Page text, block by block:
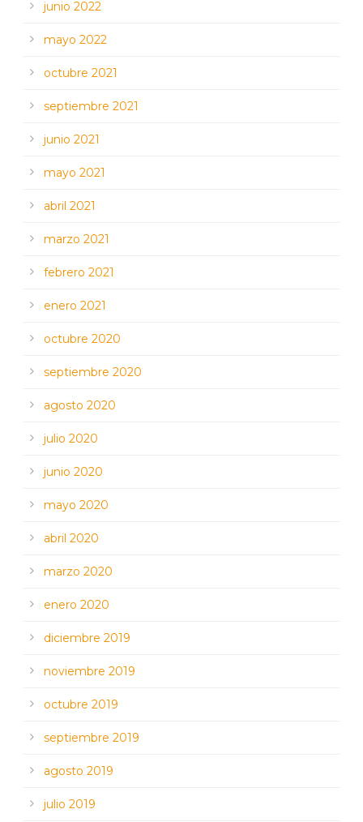
junio 2022
mayo 2022
octubre 2021
septiembre 2021
junio 2021
mayo 2021
abril 2021
marzo 2021
febrero 2021
enero 2021
octubre 2020
septiembre 2020
agosto 2020
julio 2020
junio 2020
mayo 2020
abril 2020
marzo 2020
enero 2020
diciembre 2019
noviembre 2019
octubre 2019
septiembre 2019
agosto 2019
julio 2019